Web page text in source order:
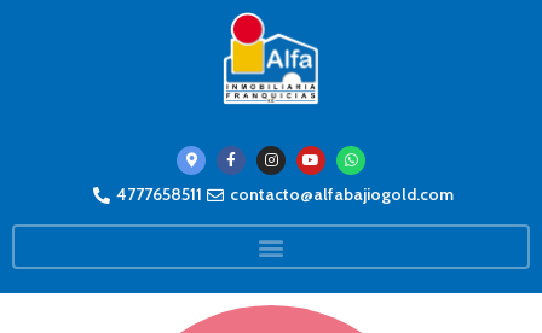
4777658511 contacto@alfabajiogold.com